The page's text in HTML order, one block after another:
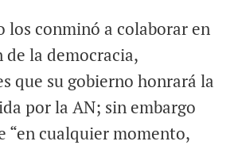
los conminó a colaborar en
la democracia,
que su gobierno honrará la
por la AN; sin embargo
“en cualquier momento,